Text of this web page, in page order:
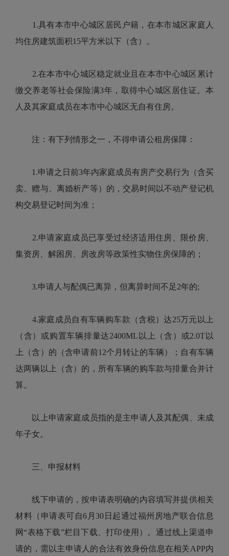
1.具有本市中心城区居民户籍，在本市城区家庭人
均住房建筑面积15平方米以下（含）。
2.在本市中心城区稳定就业且在本市中心城区累计
缴交养老等社会保险满3年，取得中心城区居住证。本
人及其家庭成员在本市中心城区无自有住房。
注：有下列情形之一，不得申请公租房保障：
1.申请之日前3年内家庭成员有房产交易行为（含买
卖、赠与、离婚析产等）的，交易时间以不动产登记机
构交易登记时间为准；
2.申请家庭成员已享受过经济适用住房、限价房、
集资房、解困房、房改房等政策性实物住房保障的；
3.申请人与配偶已离异，但离异时间不足2年的;
4.家庭成员自有车辆购车款（含税）达25万元以上
（含）或购置车辆排量达2400ML以上（含）或2.0T以
上（含）的（含申请前12个月转让的车辆）；自有车辆
达两辆以上（含）的，所有车辆的购车款与排量合并计
算。
以上申请家庭成员指的是主申请人及其配偶、未成
年子女。
三、申报材料
线下申请的，按申请表明确的内容填写并提供相关
材料（申请表可自6月30日起通过福州房地产联合信息
网“表格下载”栏目下载、打印使用）。通过线上渠道申
请的，需以主申请人的合法有效身份信息在相关APP内